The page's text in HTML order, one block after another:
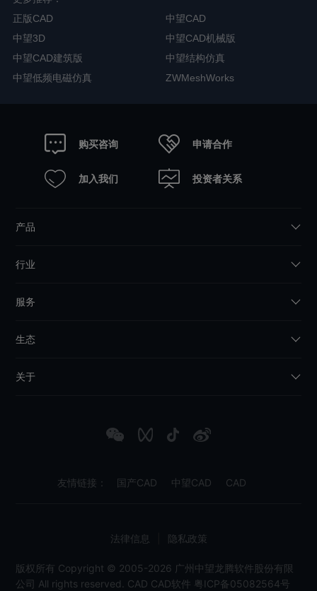
正版CAD
中望CAD
中望3D
中望CAD机械版
中望CAD建筑版
中望结构仿真
中望低频电磁仿真
ZWMeshWorks
购买咨询 申请合作
加入我们 投资者关系
产品
行业
服务
生态
关于
友情链接： 国产CAD 中望CAD CAD
版权所有 Copyright © 2005-2026 广州中望龙腾软件股份有限
公司 All rights reserved.
CAD CAD软件 粤ICP备05082564号
法律信息 隐私政策